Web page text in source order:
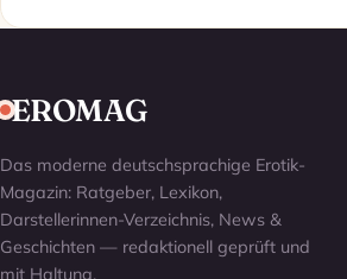
EROMAG
Das moderne deutschsprachige Erotik-
Magazin: Ratgeber, Lexikon,
Darstellerinnen-Verzeichnis, News &
Geschichten — redaktionell geprüft und
mit Haltung.